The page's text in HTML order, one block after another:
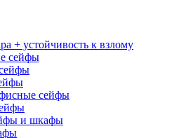
+ устойчивость к взлому
сейфы
сейфы
и шкафы